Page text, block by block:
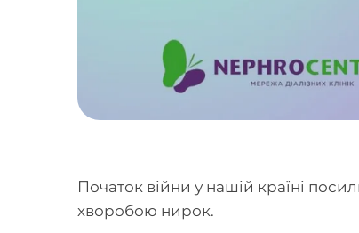
Початок війни у нашій країні
хворобою нирок.